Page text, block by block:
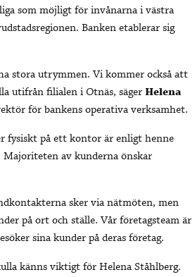
som möjligt för invånarna i västra
Banken etablerar sig
stora utrymmen. Vi kommer också att
utifrån filialen i Otnäs, säger Helena
för bankens operativa verksamhet.
fysiskt på ett kontor är enligt henne
av kunderna önskar
sker via nätmöten, men
på ort och ställe. Vår företagsteam är
sina kunder på deras företag.
känns viktigt för Helena Ståhlberg.